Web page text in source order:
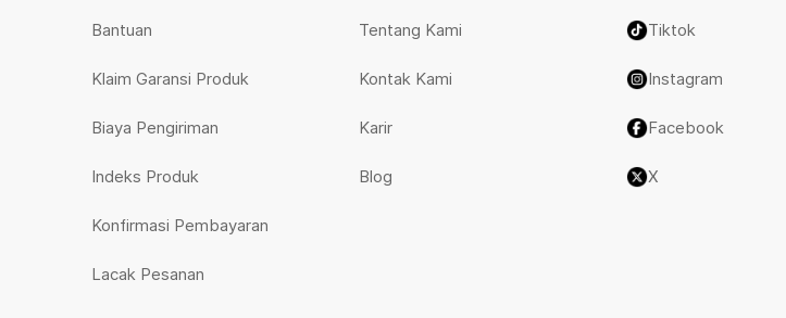
Bantuan
Klaim Garansi Produk
Biaya Pengiriman
Indeks Produk
Konfirmasi Pembayaran
Lacak Pesanan
Tentang Kami
Kontak Kami
Karir
Blog
Tiktok
Instagram
Facebook
X